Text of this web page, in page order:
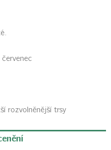
rozvolněnější trsy